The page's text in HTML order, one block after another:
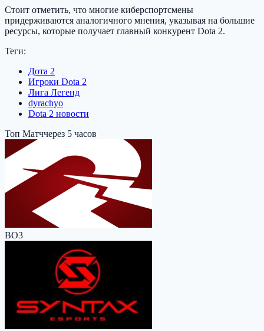
Стоит отметить, что многие киберспортсмены
придерживаются аналогичного мнения, указывая на большие
ресурсы, которые получает главный конкурент Dota 2.
Теги:
Дота 2
Игроки Dota 2
Лига Легенд
dyrachyo
Dota 2 новости
Топ Матччерез 5 часов
BO3